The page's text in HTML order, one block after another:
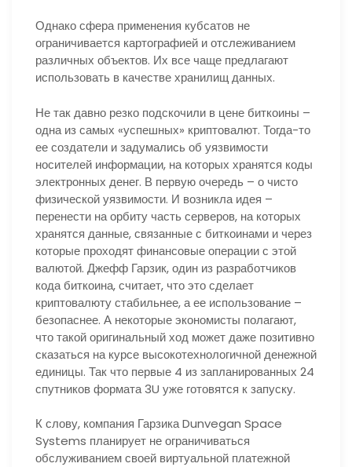
Однако сфера применения кубсатов не
ограничивается картографией и отслеживанием
различных объектов. Их все чаще предлагают
использовать в качестве хранилищ данных.
Не так давно резко подскочили в цене биткоины –
одна из самых «успешных» криптовалют. Тогда-то
ее создатели и задумались об уязвимости
носителей информации, на которых хранятся коды
электронных денег. В первую очередь – о чисто
физической уязвимости. И возникла идея –
перенести на орбиту часть серверов, на которых
хранятся данные, связанные с биткоинами и через
которые проходят финансовые операции с этой
валютой. Джефф Гарзик, один из разработчиков
кода биткоина, считает, что это сделает
криптовалюту стабильнее, а ее использование –
безопаснее. А некоторые экономисты полагают,
что такой оригинальный ход может даже позитивно
сказаться на курсе высокотехнологичной денежной
единицы. Так что первые 4 из запланированных 24
спутников формата 3U уже готовятся к запуску.
К слову, компания Гарзика Dunvegan Space
Systems планирует не ограничиваться
обслуживанием своей виртуальной платежной